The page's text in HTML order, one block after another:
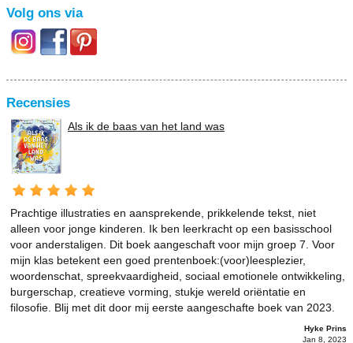
Volg ons via
Recensies
Als ik de baas van het land was
Prachtige illustraties en aansprekende, prikkelende tekst, niet
alleen voor jonge kinderen. Ik ben leerkracht op een basisschool
voor anderstaligen. Dit boek aangeschaft voor mijn groep 7. Voor
mijn klas betekent een goed prentenboek:(voor)leesplezier,
woordenschat, spreekvaardigheid, sociaal emotionele ontwikkeling,
burgerschap, creatieve vorming, stukje wereld oriëntatie en
filosofie. Blij met dit door mij eerste aangeschafte boek van 2023.
Hyke Prins
Jan 8, 2023